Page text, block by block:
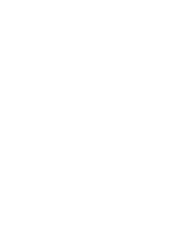
Job im Office
fällt nicht auf,
und seinen Job
beim Office
Unternehmen im Blick
Ablauf im Büroalltag.
der Konferenzraum für